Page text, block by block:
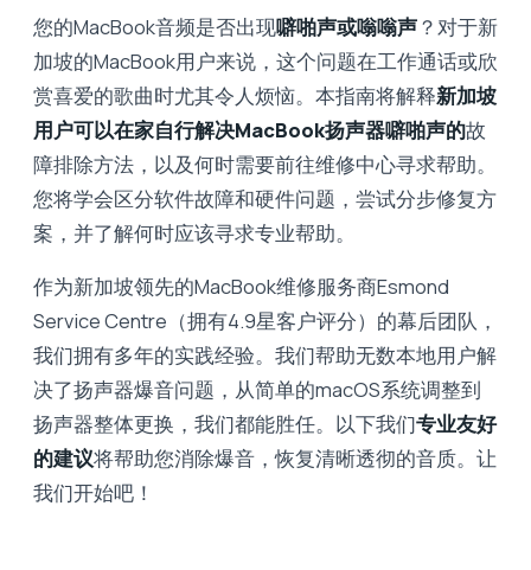
您的MacBook音频是否出现噼啪声或嗡嗡声？对于新
加坡的MacBook用户来说，这个问题在工作通话或欣
赏喜爱的歌曲时尤其令人烦恼。本指南将解释新加坡
用户可以在家自行解决MacBook扬声器噼啪声的故
障排除方法，以及何时需要前往维修中心寻求帮助。
您将学会区分软件故障和硬件问题，尝试分步修复方
案，并了解何时应该寻求专业帮助。
作为新加坡领先的MacBook维修服务商Esmond
Service Centre（拥有4.9星客户评分）的幕后团队，
我们拥有多年的实践经验。我们帮助无数本地用户解
决了扬声器爆音问题，从简单的macOS系统调整到
扬声器整体更换，我们都能胜任。以下我们专业友好
的建议将帮助您消除爆音，恢复清晰透彻的音质。让
我们开始吧！